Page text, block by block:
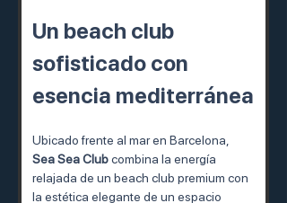
Un beach club
sofisticado con
esencia mediterránea
Ubicado frente al mar en Barcelona,
Sea Sea Club combina la energía
relajada de un beach club premium con
la estética elegante de un espacio